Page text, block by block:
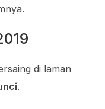
di laman
.